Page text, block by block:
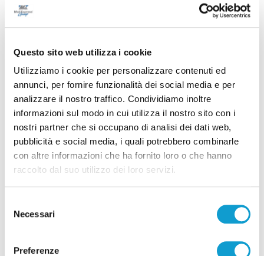
Questo sito web utilizza i cookie
Utilizziamo i cookie per personalizzare contenuti ed
annunci, per fornire funzionalità dei social media e per
analizzare il nostro traffico. Condividiamo inoltre
informazioni sul modo in cui utilizza il nostro sito con i
nostri partner che si occupano di analisi dei dati web,
pubblicità e social media, i quali potrebbero combinarle
con altre informazioni che ha fornito loro o che hanno
raccolto dal suo utilizzo dei loro servizi.
delNecessari
Preferenze